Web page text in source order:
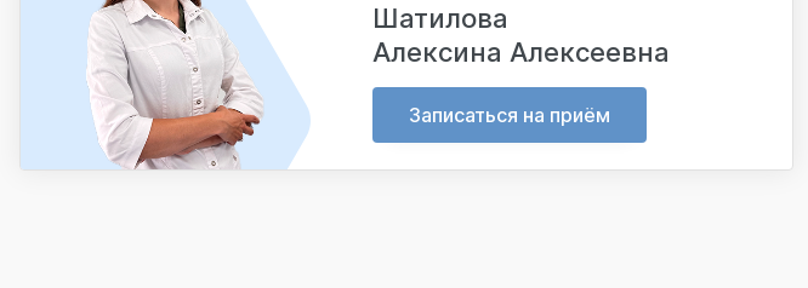
Шатилова
Алексина Алексеевна
Записаться на приём